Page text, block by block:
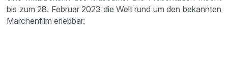
bis zum 28. Februar 2023 die Welt rund um den bekannten
Märchenfilm erlebbar.